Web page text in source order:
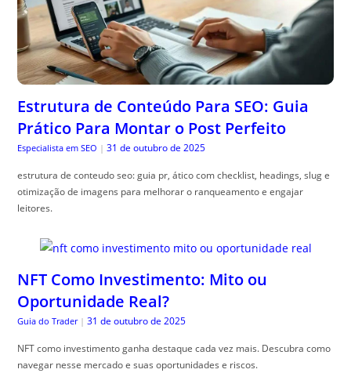
Estrutura de Conteúdo Para SEO: Guia
Prático Para Montar o Post Perfeito
Especialista em SEO | 31 de outubro de 2025
estrutura de conteudo seo: guia pr, ático com checklist, headings, slug e
otimização de imagens para melhorar o ranqueamento e engajar
leitores.
NFT Como Investimento: Mito ou
Oportunidade Real?
Guia do Trader | 31 de outubro de 2025
NFT como investimento ganha destaque cada vez mais. Descubra como
navegar nesse mercado e suas oportunidades e riscos.